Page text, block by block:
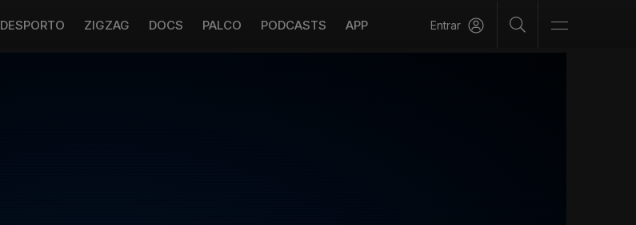
DESPORTO ZIGZAG DOCS PALCO PODCASTS APP Entrar